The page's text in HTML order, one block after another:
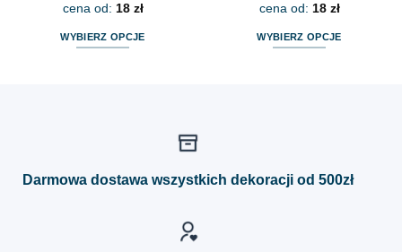
cena od: 18 zł
WYBIERZ OPCJE
cena od: 18 zł
WYBIERZ OPCJE
można
Darmowa dostawa wszystkich dekoracji od 500zł